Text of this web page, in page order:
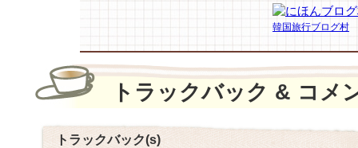
韓国旅行ブログ村
トラックバック & コメ
トラックバック(s)